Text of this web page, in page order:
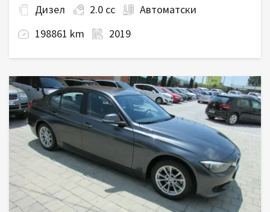
Дизел 2.0 cc
Автоматски
198861 km
2019